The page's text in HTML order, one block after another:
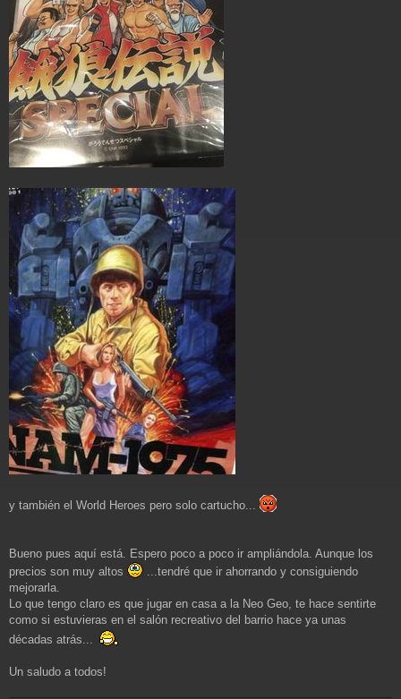
y también el World Heroes pero solo cartucho...
Bueno pues aquí está. Espero poco a poco ir ampliándola. Aunque los
precios son muy altos
...tendré que ir ahorrando y consiguiendo
mejorarla.
Lo que tengo claro es que jugar en casa a la Neo Geo, te hace sentirte
como si estuvieras en el salón recreativo del barrio hace ya unas
décadas atrás...
Un saludo a todos!